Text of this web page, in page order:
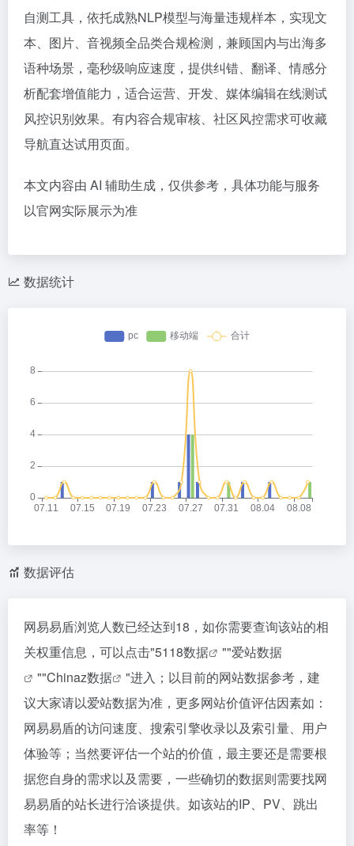
自测工具，依托成熟NLP模型与海量违规样本，实现文
本、图片、音视频全品类合规检测，兼顾国内与出海多
语种场景，毫秒级响应速度，提供纠错、翻译、情感分
析配套增值能力，适合运营、开发、媒体编辑在线测试
风控识别效果。有内容合规审核、社区风控需求可收藏
导航直达试用页面。
本文内容由 AI 辅助生成，仅供参考，具体功能与服务
以官网实际展示为准
数据统计
数据评估
网易易盾浏览人数已经达到18，如你需要查询该站的相
关权重信息，可以点击"5118数据 ""爱站数据
""Chinaz数据
"进入；以目前的网站数据参考，建
议大家请以爱站数据为准，更多网站价值评估因素如：
网易易盾的访问速度、搜索引擎收录以及索引量、用户
体验等；当然要评估一个站的价值，最主要还是需要根
据您自身的需求以及需要，一些确切的数据则需要找网
易易盾的站长进行洽谈提供。如该站的IP、PV、跳出
率等！